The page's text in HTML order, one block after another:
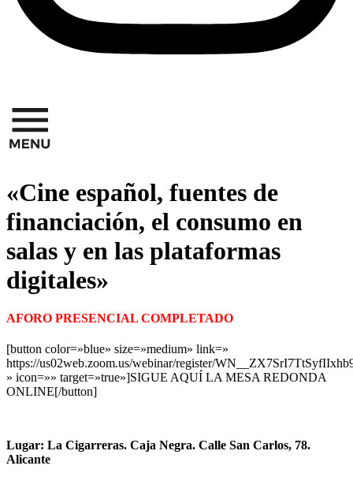
«Cine español, fuentes de
financiación, el consumo en
salas y en las plataformas
digitales»
AFORO PRESENCIAL COMPLETADO
[button color=»blue» size=»medium» link=»
https://us02web.zoom.us/webinar/register/
» icon=»» target=»true»]SIGUE AQUÍ LA MESA REDONDA
ONLINE[/button]
Lugar: La Cigarreras. Caja Negra. Calle San Carlos, 78.
Alicante